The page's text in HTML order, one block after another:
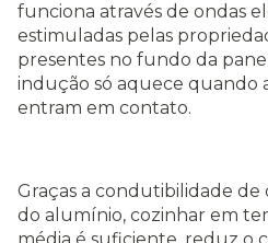
funciona através de ondas
estimuladas pelas
presentes no fundo da
indução só aquece quando
entram em contato.
Graças a condutibilidade de
do alumínio, cozinhar em